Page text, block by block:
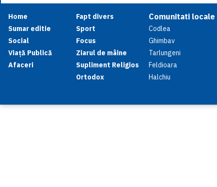
Home
Sumar editie
Social
Viață Publică
Afaceri
Fapt divers
Sport
Focus
Ziarul de mâine
Supliment Religios
Ortodox
Comunitati locale
Codlea
Ghimbav
Tarlungeni
Feldioara
Halchiu